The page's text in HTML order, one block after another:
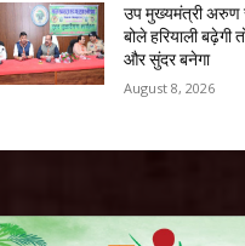
उप मुख्यमंत्री अरुण
बोले हरियाली बढ़ेगी
और सुंदर बनेगा
August 8, 2026